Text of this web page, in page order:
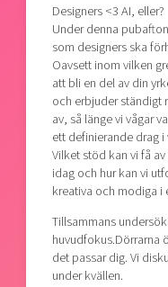
Locations
Designers <3 AI, eller?
Under denna
som designers ska
Oavsett inom vilken
att bli en del av din
och erbjuder ständigt
av, så länge vi vågar
ett definierande drag
Vilket stöd kan vi få
idag och hur kan vi
kreativa och modiga
Tillsammans
huvudfokus.Dörrarna
det passar dig. Vi
under kvällen.